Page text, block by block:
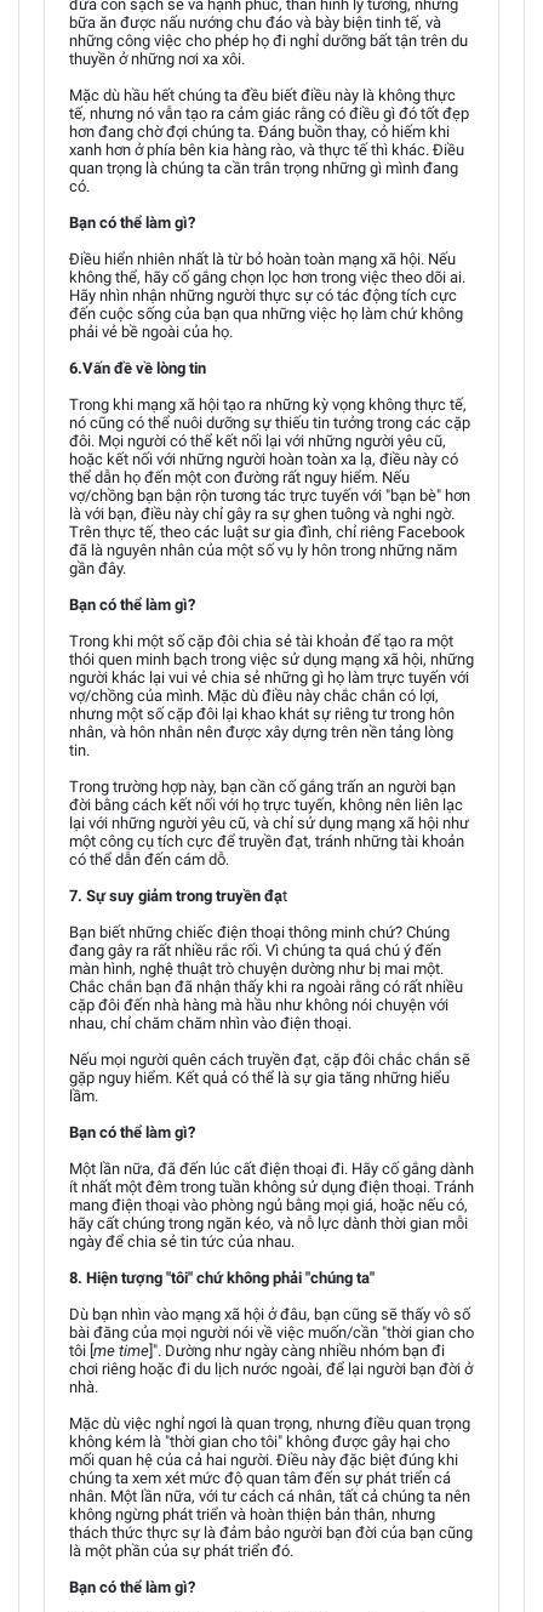
đứa con sạch sẽ và hạnh phúc, thân hình lý tưởng, những
bữa ăn được nấu nướng chu đáo và bày biện tinh tế, và
những công việc cho phép họ đi nghỉ dưỡng bất tận trên du
thuyền ở những nơi xa xôi.
Mặc dù hầu hết chúng ta đều biết điều này là không thực
tế, nhưng nó vẫn tạo ra cảm giác rằng có điều gì đó tốt đẹp
hơn đang chờ đợi chúng ta. Đáng buồn thay, cỏ hiếm khi
xanh hơn ở phía bên kia hàng rào, và thực tế thì khác. Điều
quan trọng là chúng ta cần trân trọng những gì mình đang
có.
Bạn có thể làm gì?
Điều hiển nhiên nhất là từ bỏ hoàn toàn mạng xã hội. Nếu
không thể, hãy cố gắng chọn lọc hơn trong việc theo dõi ai.
Hãy nhìn nhận những người thực sự có tác động tích cực
đến cuộc sống của bạn qua những việc họ làm chứ không
phải vẻ bề ngoài của họ.
6.Vấn đề về lòng tin
Trong khi mạng xã hội tạo ra những kỳ vọng không thực tế,
nó cũng có thể nuôi dưỡng sự thiếu tin tưởng trong các cặp
đôi. Mọi người có thể kết nối lại với những người yêu cũ,
hoặc kết nối với những người hoàn toàn xa lạ, điều này có
thể dẫn họ đến một con đường rất nguy hiểm. Nếu
vợ/chồng bạn bận rộn tương tác trực tuyến với "bạn bè" hơn
là với bạn, điều này chỉ gây ra sự ghen tuông và nghi ngờ.
Trên thực tế, theo các luật sư gia đình, chỉ riêng Facebook
đã là nguyên nhân của một số vụ ly hôn trong những năm
gần đây.
Bạn có thể làm gì?
Trong khi một số cặp đôi chia sẻ tài khoản để tạo ra một
thói quen minh bạch trong việc sử dụng mạng xã hội, những
người khác lại vui vẻ chia sẻ những gì họ làm trực tuyến với
vợ/chồng của mình. Mặc dù điều này chắc chắn có lợi,
nhưng một số cặp đôi lại khao khát sự riêng tư trong hôn
nhân, và hôn nhân nên được xây dựng trên nền tảng lòng
tin.
Trong trường hợp này, bạn cần cố gắng trấn an người bạn
đời bằng cách kết nối với họ trực tuyến, không nên liên lạc
lại với những người yêu cũ, và chỉ sử dụng mạng xã hội như
một công cụ tích cực để truyền đạt, tránh những tài khoản
có thể dẫn đến cám dỗ.
7. Sự suy giảm trong truyền đạt
Bạn biết những chiếc điện thoại thông minh chứ? Chúng
đang gây ra rất nhiều rắc rối. Vì chúng ta quá chú ý đến
màn hình, nghệ thuật trò chuyện dường như bị mai một.
Chắc chắn bạn đã nhận thấy khi ra ngoài rằng có rất nhiều
cặp đôi đến nhà hàng mà hầu như không nói chuyện với
nhau, chỉ chăm chăm nhìn vào điện thoại.
Nếu mọi người quên cách truyền đạt, cặp đôi chắc chắn sẽ
gặp nguy hiểm. Kết quả có thể là sự gia tăng những hiểu
lầm.
Bạn có thể làm gì?
Một lần nữa, đã đến lúc cất điện thoại đi. Hãy cố gắng dành
ít nhất một đêm trong tuần không sử dụng điện thoại. Tránh
mang điện thoại vào phòng ngủ bằng mọi giá, hoặc nếu có,
hãy cất chúng trong ngăn kéo, và nỗ lực dành thời gian mỗi
ngày để chia sẻ tin tức của nhau.
8. Hiện tượng "tôi" chứ không phải "chúng ta"
Dù bạn nhìn vào mạng xã hội ở đâu, bạn cũng sẽ thấy vô số
bài đăng của mọi người nói về việc muốn/cần "thời gian cho
tôi [me time]". Dường như ngày càng nhiều nhóm bạn đi
chơi riêng hoặc đi du lịch nước ngoài, để lại người bạn đời ở
nhà.
Mặc dù việc nghỉ ngơi là quan trọng, nhưng điều quan trọng
không kém là "thời gian cho tôi" không được gây hại cho
mối quan hệ của cả hai người. Điều này đặc biệt đúng khi
chúng ta xem xét mức độ quan tâm đến sự phát triển cá
nhân. Một lần nữa, với tư cách cá nhân, tất cả chúng ta nên
không ngừng phát triển và hoàn thiện bản thân, nhưng
thách thức thực sự là đảm bảo người bạn đời của bạn cũng
là một phần của sự phát triển đó.
Bạn có thể làm gì?